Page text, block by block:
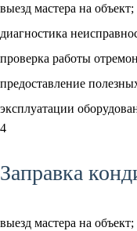
выезд мастера на объект;
диагностика
проверка работы
предоставление
эксплуатации
4
Заправка
выезд мастера на объект;